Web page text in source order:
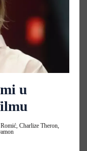
u
Charlize Theron,